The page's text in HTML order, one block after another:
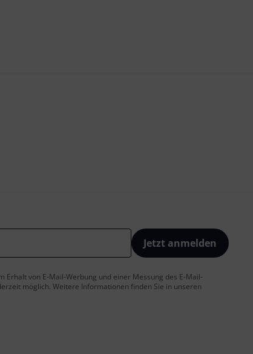
Jetzt anmelden
Erhalt von E-Mail-Werbung und einer Messung des E-Mail-
möglich. Weitere Informationen finden Sie in unseren